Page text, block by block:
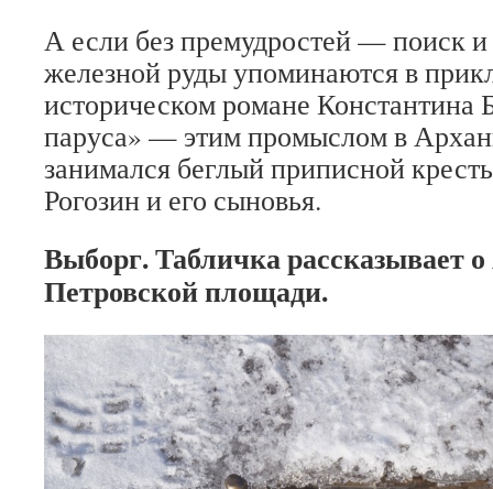
А если без премудростей — поиск и
железной руды упоминаются в
историческом романе Константина
паруса» — этим промыслом в
занимался беглый приписной
Рогозин и его сыновья.
Выборг. Табличка рассказывает
Петровской площади.